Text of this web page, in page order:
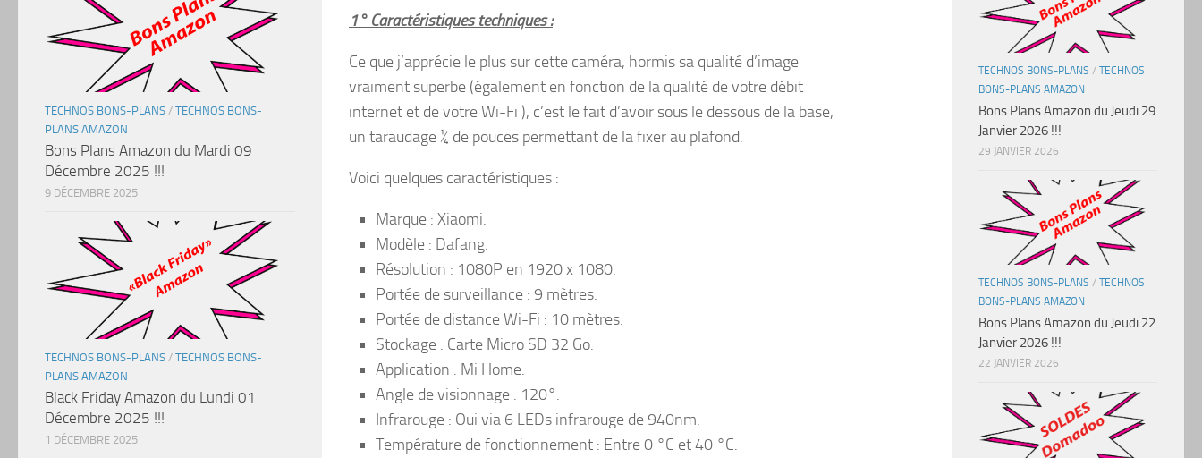
1° Caractéristiques techniques :
Ce que j’apprécie le plus sur cette caméra, hormis sa qualité d’image
vraiment superbe (également en fonction de la qualité de votre débit
internet et de votre Wi-Fi ), c’est le fait d’avoir sous le dessous de la base,
un taraudage ¼ de pouces permettant de la fixer au plafond.
Voici quelques caractéristiques :
Marque : Xiaomi.
Modèle : Dafang.
Résolution : 1080P en 1920 x 1080.
Portée de surveillance : 9 mètres.
Portée de distance Wi-Fi : 10 mètres.
Stockage : Carte Micro SD 32 Go.
Application : Mi Home.
Angle de visionnage : 120°.
Infrarouge : Oui via 6 LEDs infrarouge de 940nm.
Température de fonctionnement : Entre 0 °C et 40 °C.
TECHNOS BONS-PLANS / TECHNOS BONS-
PLANS AMAZON
Bons Plans Amazon du Mardi 09
Décembre 2025 !!!
9 DÉCEMBRE 2025
TECHNOS BONS-PLANS / TECHNOS BONS-
PLANS AMAZON
Black Friday Amazon du Lundi 01
Décembre 2025 !!!
1 DÉCEMBRE 2025
TECHNOS BONS-PLANS / TECHNOS
BONS-PLANS AMAZON
Bons Plans Amazon du Jeudi 29
Janvier 2026 !!!
29 JANVIER 2026
TECHNOS BONS-PLANS / TECHNOS
BONS-PLANS AMAZON
Bons Plans Amazon du Jeudi 22
Janvier 2026 !!!
22 JANVIER 2026